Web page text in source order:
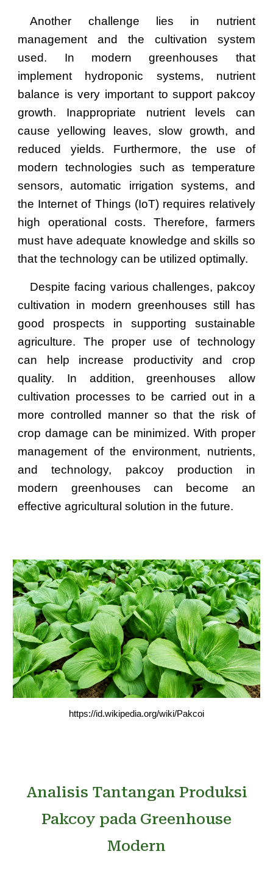
Another challenge lies in nutrient
management and the cultivation system
used. In modern greenhouses that
implement hydroponic systems, nutrient
balance is very important to support pakcoy
growth. Inappropriate nutrient levels can
cause yellowing leaves, slow growth, and
reduced yields. Furthermore, the use of
modern technologies such as temperature
sensors, automatic irrigation systems, and
the Internet of Things (IoT) requires relatively
high operational costs. Therefore, farmers
must have adequate knowledge and skills so
that the technology can be utilized optimally.
Despite facing various challenges, pakcoy
cultivation in modern greenhouses still has
good prospects in supporting sustainable
agriculture. The proper use of technology
can help increase productivity and crop
quality. In addition, greenhouses allow
cultivation processes to be carried out in a
more controlled manner so that the risk of
crop damage can be minimized. With proper
management of the environment, nutrients,
and technology, pakcoy production in
modern greenhouses can become an
effective agricultural solution in the future.
https://id.wikipedia.org/wiki/Pakcoi
Analisis Tantangan Produksi
Pakcoy pada Greenhouse
Modern